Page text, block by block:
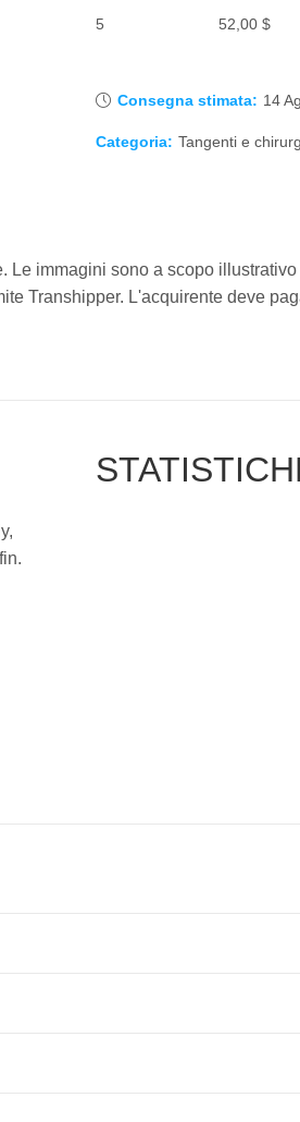
5
52,00 $
Consegna stimata: 14
Categoria: Tangenti e
immagini sono a scopo
Transhipper. L'acquirente deve